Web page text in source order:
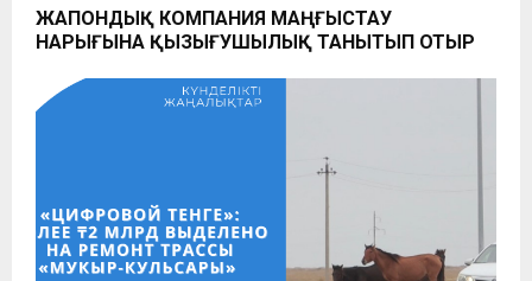
ЖАПОНДЫҚ КОМПАНИЯ МАҢҒЫСТАУ
НАРЫҒЫНА ҚЫЗЫҒУШЫЛЫҚ ТАНЫТЫП ОТЫР